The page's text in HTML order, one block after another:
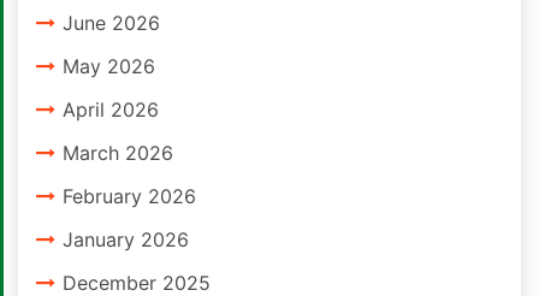
June 2026
May 2026
April 2026
March 2026
February 2026
January 2026
December 2025